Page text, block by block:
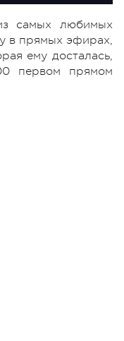
самых любимых
в прямых эфирах,
ему досталась,
первом прямом